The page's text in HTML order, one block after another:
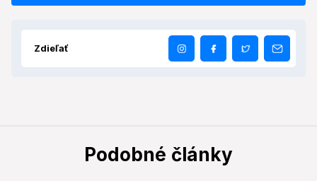
Zdieľať
Podobné články